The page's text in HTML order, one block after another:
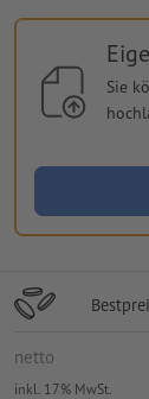
Sie
netto
inkl. 17% MwSt.